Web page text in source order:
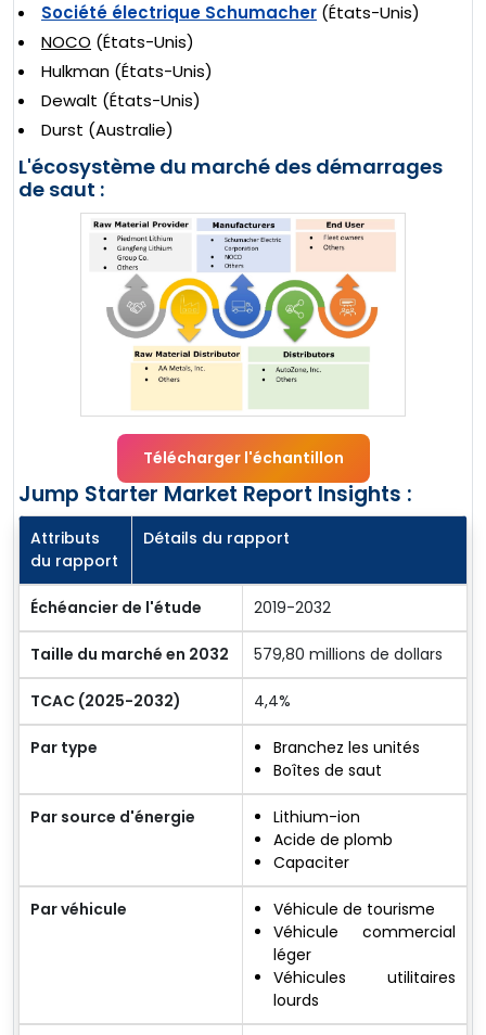
Société électrique Schumacher (États-Unis)
NOCO (États-Unis)
Hulkman (États-Unis)
Dewalt (États-Unis)
Durst (Australie)
L'écosystème du marché des démarrages
de saut :
Télécharger l'échantillon
Jump Starter Market Report Insights :
Attributs
du rapport
Détails du rapport
Échéancier de l'étude 2019-2032
Taille du marché en 2032 579,80 millions de dollars
TCAC (2025-2032) 4,4%
Par type
Branchez les unités
Boîtes de saut
Par source d'énergie
Lithium-ion
Acide de plomb
Capaciter
Par véhicule
Véhicule de tourisme
Véhicule commercial
léger
Véhicules utilitaires
lourds